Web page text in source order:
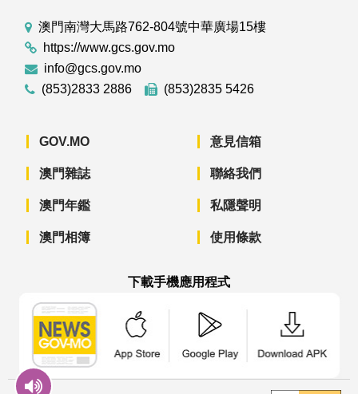
澳門南灣大馬路762-804號中華廣場15樓
https://www.gcs.gov.mo
info@gcs.gov.mo
(853)2833 2886
(853)2835 5426
GOV.MO
澳門雜誌
澳門年鑑
澳門相簿
意見信箱
聯絡我們
私隱聲明
使用條款
下載手機應用程式